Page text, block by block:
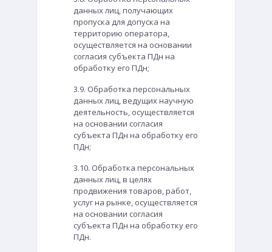
данных лиц, получающих
пропуска для допуска на
территорию оператора,
осуществляется на основании
согласия субъекта ПДн на
обработку его ПДн;
3.9. Обработка персональных
данных лиц, ведущих научную
деятельность, осуществляется
на основании согласия
субъекта ПДн на обработку его
ПДн;
3.10. Обработка персональных
данных лиц, в целях
продвижения товаров, работ,
услуг на рынке, осуществляется
на основании согласия
субъекта ПДн на обработку его
ПДн.